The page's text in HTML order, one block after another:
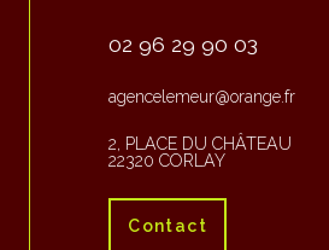
02 96 29 90 03
agencelemeur@orange.fr
2, PLACE DU CHÂTEAU
22320 CORLAY
Contact